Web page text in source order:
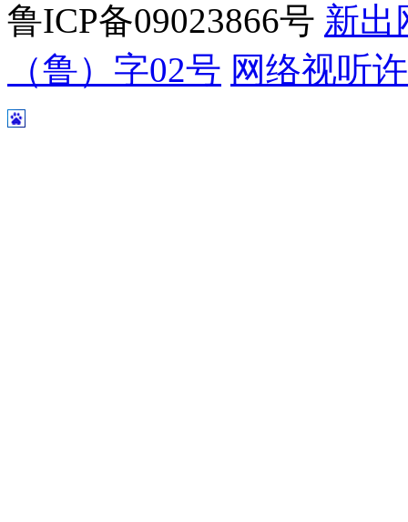
鲁ICP备09023866号 新出
（鲁）字02号 网络视听